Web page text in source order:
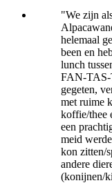
"We zijn
helemaal
been en
lunch
FAN-TAS-
gegeten,
met ruime
koffie/thee
een
meid
kon zitten/
andere
(konijnen/